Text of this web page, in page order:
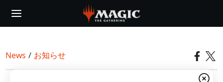
main
News / お知らせ